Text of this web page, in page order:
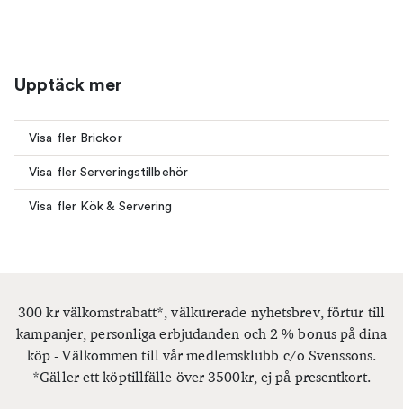
Upptäck mer
Visa fler Brickor
Visa fler Serveringstillbehör
Visa fler Kök & Servering
300 kr välkomstrabatt*, välkurerade nyhetsbrev, förtur till
kampanjer, personliga erbjudanden och 2 % bonus på dina
köp - Välkommen till vår medlemsklubb c/o Svenssons.
*Gäller ett köptillfälle över 3500kr, ej på presentkort.